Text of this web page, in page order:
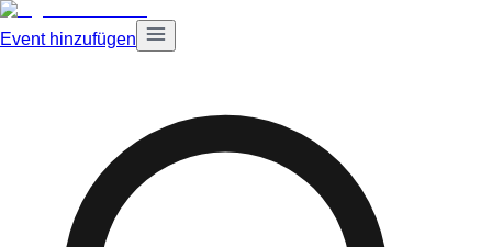
Event hinzufügen